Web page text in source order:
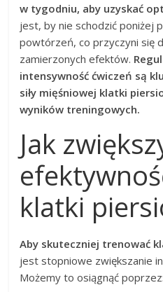
w tygodniu, aby uzyskać
jest, by nie schodzić poniżej
powtórzeń, co przyczyni się
zamierzonych efektów.
intensywność ćwiczeń są
siły mięśniowej klatki
wyników treningowych.
Jak
klatki
Aby skuteczniej trenować
jest stopniowe zwiększanie
Możemy to osiągnąć poprzez: